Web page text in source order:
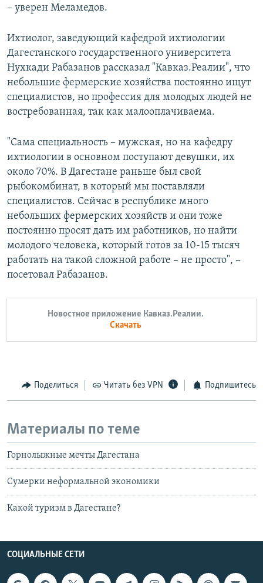
– уверен Меламедов.
Ихтиолог, заведующий кафедрой ихтиологии
Дагестанского государственного университета
Нухкади Рабазанов рассказал "Кавказ.Реалии", что
небольшие фермерские хозяйства постоянно ищут
специалистов, но профессия для молодых людей не
востребованная, так как малооплачиваема.
"Сама специальность – мужская, но на кафедру
ихтиологии в основном поступают девушки, их
около 70%. В Дагестане раньше был свой
рыбокомбинат, в который мы поставляли
специалистов. Сейчас в республике много
небольших фермерских хозяйств и они тоже
постоянно просят дать им работников, но найти
молодого человека, который готов за 10-15 тысяч
работать на такой сложной работе – не просто", –
посетовал Рабазанов.
Новостное приложение Кавказ.Реалии.
Скачать
Поделиться Читать без VPN Подпишитесь
Материалы по теме
Горнолыжные мечты Дагестана
Сумерки неформальной экономики
Какой туризм в Дагестане?
СОЦИАЛЬНЫЕ СЕТИ